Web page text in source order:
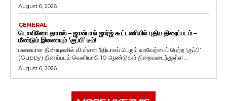
August 6, 2026
GENERAL
டொவினோ தாமஸ் – ஜான்பால் ஜார்ஜ் கூட்டணியில் புதிய திரைப்படம் –
மீண்டும் இணையும் ‘குப்பி’ டீம்!
மலையாள திரையுலகில் விமர்சன ரீதியாகப் பெரும் வரவேற்பைப் பெற்ற ‘குப்பி’
(Guppy) திரைப்படம் வெளியாகி 10 ஆண்டுகள் நிறைவடைந்துள்ள...
August 6, 2026